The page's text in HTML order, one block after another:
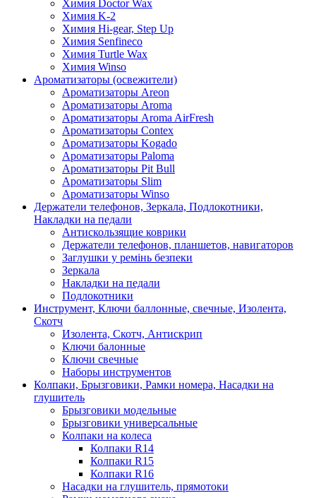
Химия Doctor Wax
Химия K-2
Химия Hi-gear, Step Up
Химия Senfineco
Химия Turtle Wax
Химия Winso
Ароматизаторы (освежители)
Ароматизаторы Areon
Ароматизаторы Aroma
Ароматизаторы Aroma AirFresh
Ароматизаторы Contex
Ароматизаторы Kogado
Ароматизаторы Paloma
Ароматизаторы Pit Bull
Ароматизаторы Slim
Ароматизаторы Winso
Держатели телефонов, Зеркала, Подлокотники,
Накладки на педали
Антискользящие коврики
Держатели телефонов, планшетов, навигаторов
Заглушки у ремінь безпеки
Зеркала
Накладки на педали
Подлокотники
Инструмент, Ключи баллонные, свечные, Изолента,
Скотч
Изолента, Скотч, Антискрип
Ключи балонные
Ключи свечные
Наборы инструментов
Колпаки, Брызговики, Рамки номера, Насадки на
глушитель
Брызговики модельные
Брызговики универсальные
Колпаки на колеса
Колпаки R14
Колпаки R15
Колпаки R16
Насадки на глушитель, прямотоки